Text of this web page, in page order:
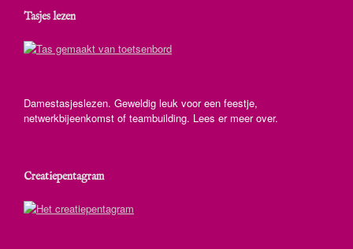
Tasjes lezen
Damestasjeslezen. Geweldig leuk voor een feestje,
netwerkbijeenkomst of teambuilding. Lees er meer over.
Creatiepentagram